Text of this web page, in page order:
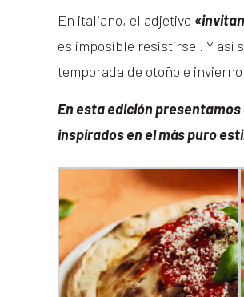
En italiano, el adjetivo «
es imposible resistirse . Y así
temporada de otoño e
En esta edición
inspirados en el más puro